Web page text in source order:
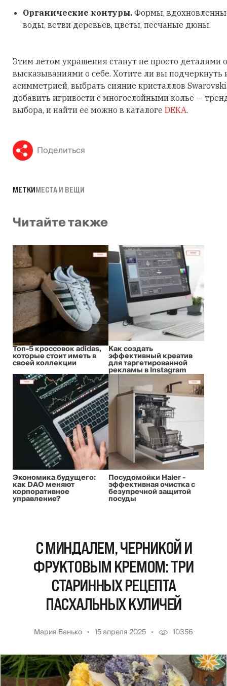
Органические контуры. Формы,
воды, ветви деревьев, цветы, песчаные дюны.
Этим летом украшения станут не просто деталями
высказываниями о себе. Хотите ли вы подчеркнуть
асимметрией, выбрать сияние кристаллов
добавить игривости с многослойными колье —
выбора, и найти ее можно в каталоге DEKA.
Поделиться
МЕТКИМЕСТА И ВЕЩИ
Читайте также
Топ-5 кроссовок adidas,
которые стоит иметь в
своей коллекции
Как создать
эффективный креатив
для таргетированной
рекламы в Instagram
Экономика будущего:
как DAO меняют
корпоративное
управление?
Посудомойки Haier -
эффективная очистка с
безупречной защитой
посуды
С МИНДАЛЕМ, ЧЕРНИКОЙ И
ФРУКТОВЫМ КРЕМОМ: ТРИ
СТАРИННЫХ РЕЦЕПТА
ПАСХАЛЬНЫХ КУЛИЧЕЙ
Мария Банько 15 апреля 2025 10356